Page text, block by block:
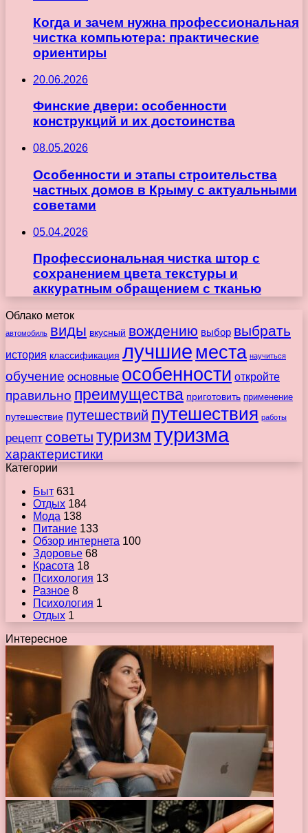
Когда и зачем нужна профессиональная
чистка компьютера: практические
ориентиры
20.06.2026
Финские двери: особенности
конструкций и их достоинства
08.05.2026
Особенности и этапы строительства
частных домов в Крыму с актуальными
советами
05.04.2026
Профессиональная чистка штор с
сохранением цвета текстуры и
аккуратным обращением с тканью
Облако меток
автомобиль виды вкусный вождению выбор выбрать
история классификация лучшиеместа научиться
обучение основные особенности откройте
правильно преимущества приготовить применение
путешествие путешествий путешествия работы
рецепт советы туризмтуризма
характеристики
Категории
Быт 631
Отдых 184
Мода 138
Питание 133
Обзор интернета 100
Здоровье 68
Красота 18
Психология 13
Разное 8
Психология 1
Отдых 1
Интересное